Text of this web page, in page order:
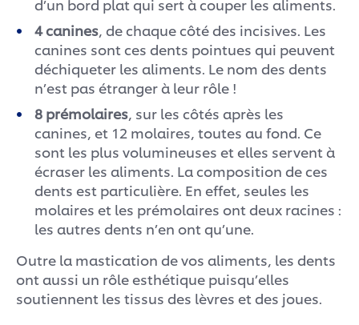
4 canines , de chaque côté des incisives. Les
canines sont ces dents pointues qui peuvent
déchiqueter les aliments. Le nom des dents
n’est pas étranger à leur rôle !
8 prémolaires , sur les côtés après les
canines, et 12 molaires, toutes au fond. Ce
sont les plus volumineuses et elles servent à
écraser les aliments. La composition de ces
dents est particulière. En effet, seules les
molaires et les prémolaires ont deux racines :
les autres dents n’en ont qu’une.
Outre la mastication de vos aliments, les dents
ont aussi un rôle esthétique puisqu’elles
soutiennent les tissus des lèvres et des joues.